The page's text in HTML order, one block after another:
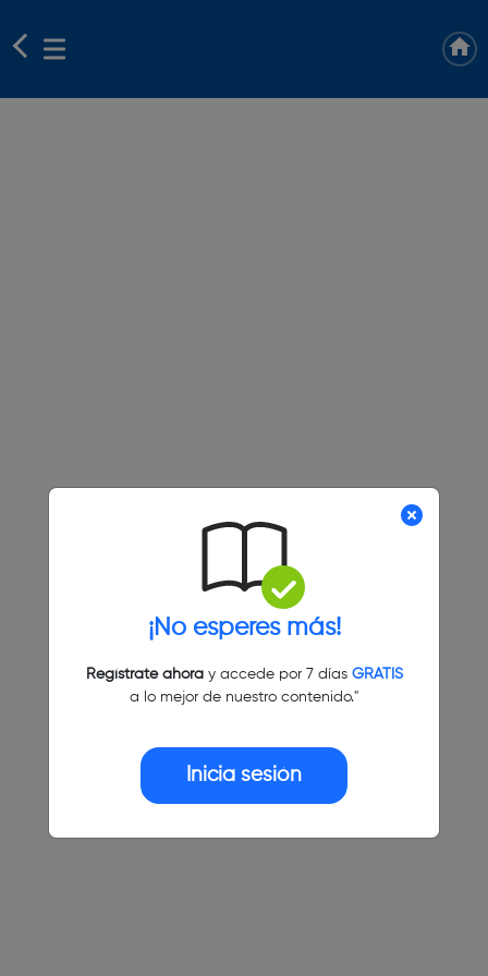
¡No esperes más!
Regístrate ahoray accede por 7 días GRATIS
a lo mejor de nuestro contenido."
Inicia sesión